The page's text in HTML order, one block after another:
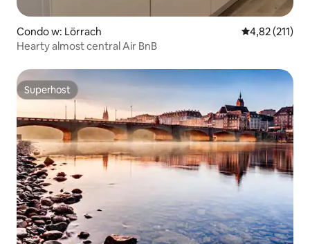
Condo w: Lörrach Średnia
4,82 (211)
Hearty almost central Air BnB
Superhost
Superhost